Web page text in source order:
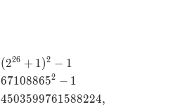
\begin{aligned} n_1 &=
(226 + 1)2 − 1
671088652 − 1
4503599761588224,